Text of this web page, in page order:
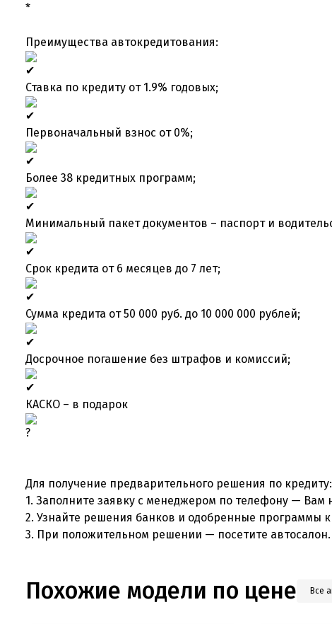
*
Преимущества автокредитования:
Ставка по кредиту от 1.9% годовых;
Первоначальный взнос от 0%;
Более 38 кредитных программ;
Минимальный пакет документов – паспорт и
Срок кредита от 6 месяцев до 7 лет;
Сумма кредита от 50 000 руб. до 10 000 000 рублей;
Досрочное погашение без штрафов и комиссий;
КАСКО – в подарок
Для получение предварительного решения по кредиту:
1. Заполните заявку с менеджером по телефону — Вам
2. Узнайте решения банков и одобренные программы
3. При положительном решении — посетите автосалон.
Похожие модели по цене Все